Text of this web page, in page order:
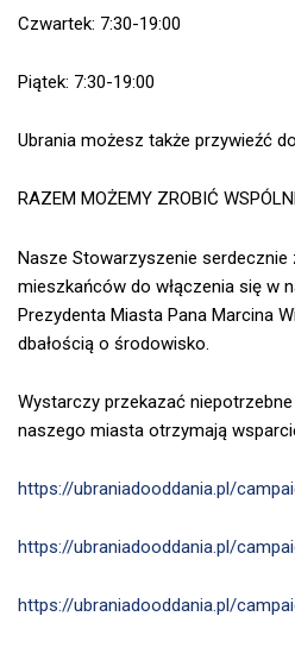
Czwartek: 7:30-19:00
Piątek: 7:30-19:00
Ubrania możesz także przywieźć
RAZEM MOŻEMY ZROBIĆ
Nasze Stowarzyszenie
mieszkańców do włączenia się w
Prezydenta Miasta Pana Marcina
dbałością o środowisko.
Wystarczy przekazać
naszego miasta otrzymają
https://ubraniadooddania.pl/
https://ubraniadooddania.pl/
https://ubraniadooddania.pl/